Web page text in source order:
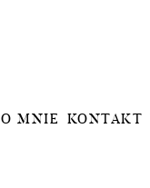
O MNIE KONTAKT